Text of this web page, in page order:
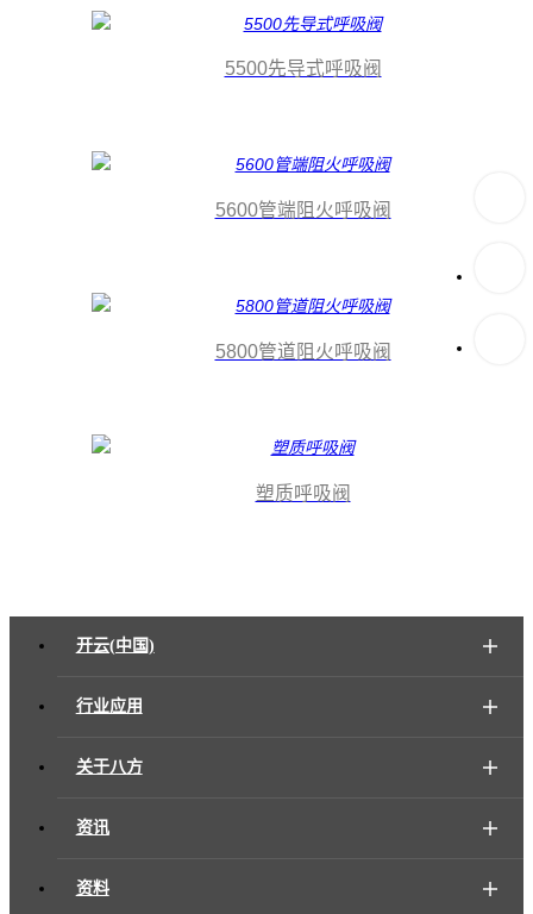
5500先导式呼吸阀
5600管端阻火呼吸阀
5800管道阻火呼吸阀
塑质呼吸阀
开云(中国)
行业应用
关于八方
资讯
资料